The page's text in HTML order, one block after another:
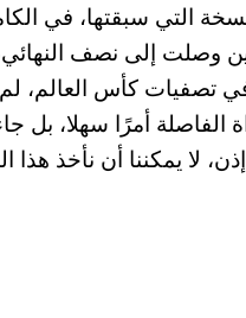
التي سبقتها، في
وصلت إلى نصف
تصفيات كأس العالم، لم
الفاصلة أمرًا سهلا، بل
لا يمكننا أن نأخذ